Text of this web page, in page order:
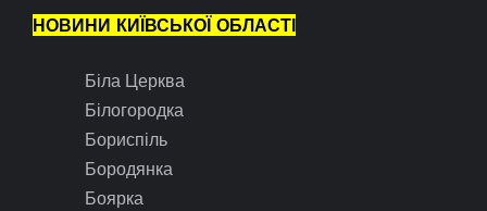
НОВИНИ КИЇВСЬКОЇ ОБЛАСТІ
Біла Церква
Білогородка
Бориспіль
Бородянка
Боярка